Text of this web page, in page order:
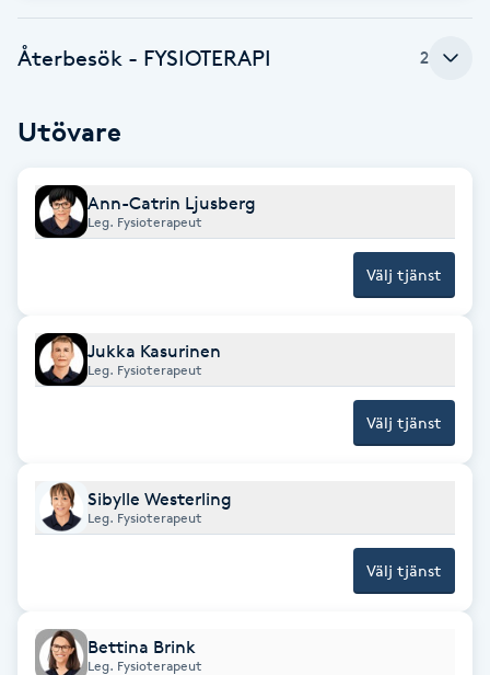
Barber
BIAB
Bottenfärg
Brynformning
Brynplockning
Återbesök - FYSIOTERAPI 2
Utövare
Ann-Catrin Ljusberg
Leg. Fysioterapeut
Välj tjänst
Jukka Kasurinen
Leg. Fysioterapeut
Välj tjänst
Sibylle Westerling
Leg. Fysioterapeut
Välj tjänst
Bettina Brink
Leg. Fysioterapeut